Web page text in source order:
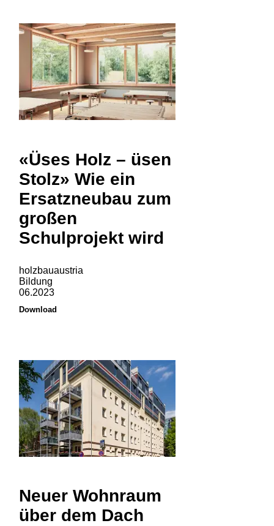
«Üses Holz – üsen
Stolz» Wie ein
Ersatzneubau zum
großen
Schulprojekt wird
holzbauaustria
Bildung
06.2023
Download
Neuer Wohnraum
über dem Dach